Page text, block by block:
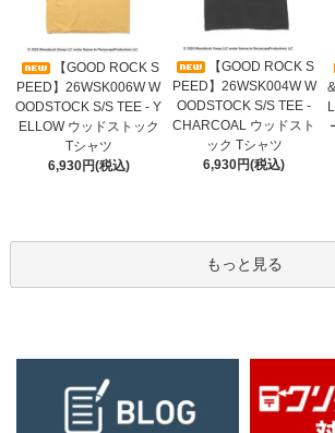
【GOOD ROCK S
PEED】26WSK006W W
OODSTOCK S/S TEE - Y
ELLOW ウッドストック
Tシャツ
6,930円(税込)
【GOOD ROCK S
PEED】26WSK004W W
OODSTOCK S/S TEE -
CHARCOAL ウッドスト
ック Tシャツ
6,930円(税込)
もっと見る